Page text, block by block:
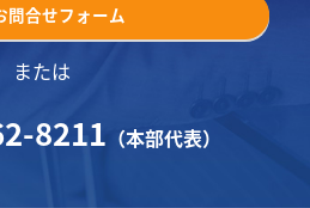
問合せフォーム
または
8211 （本部代表）